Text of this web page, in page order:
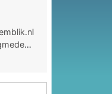
http://www.uitvaartverzorgingmedemblik.nl